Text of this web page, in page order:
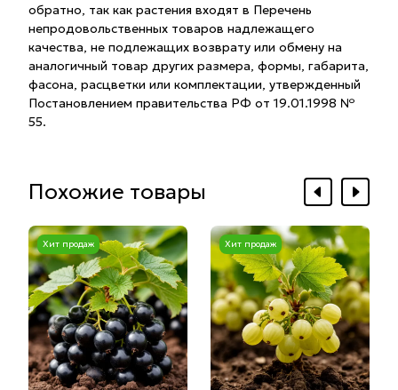
обратно, так как растения входят в Перечень
непродовольственных товаров надлежащего
качества, не подлежащих возврату или обмену на
аналогичный товар других размера, формы, габарита,
фасона, расцветки или комплектации, утвержденный
Постановлением правительства РФ от 19.01.1998 №
55.
Похожие товары
Хит продаж Хит продаж